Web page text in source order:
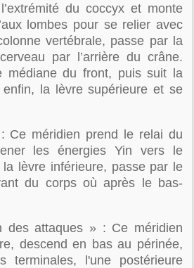
du coccyx et monte
lombes pour se relier avec
vertébrale, passe par la
par l’arrière du crâne.
médiane du front, puis suit la
la lèvre supérieure et se
Ce méridien prend le relai du
les énergies Yin vers le
lèvre inférieure, passe par le
du corps où après le bas-
des attaques » : Ce méridien
descend en bas au périnée,
l'une postérieure